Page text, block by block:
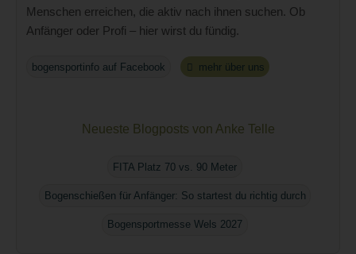
Menschen erreichen, die aktiv nach ihnen suchen. Ob
Anfänger oder Profi – hier wirst du fündig.
bogensportinfo auf Facebook mehr über uns
Neueste Blogposts von Anke Telle
FITA Platz 70 vs. 90 Meter
Bogenschießen für Anfänger: So startest du richtig durch
Bogensportmesse Wels 2027